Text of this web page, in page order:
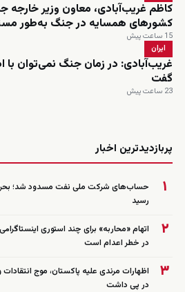
کاظم غریب‌آبادی، معاون وزیر خارجه
کشورهای همسایه در جنگ به‌طور
15 ساعت پیش
ایران
غریب‌آبادی: در زمان جنگ نمی‌توان
گفت
23 ساعت پیش
پربازدیدترین اخبار
۱
حساب‌های شرکت ملی نفت مسدود شد؛
رسید
۲
در خطر اعدام است
۳
اظهارات مرندی علیه پاکستان، موج
در پی داشت